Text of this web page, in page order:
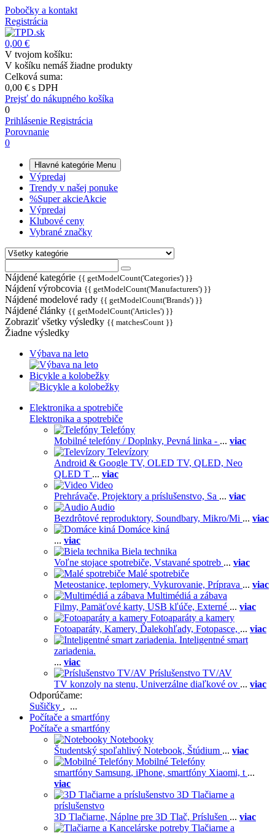
Pobočky a kontakt
Registrácia
0,00 €
V tvojom košíku:
V košíku nemáš žiadne produkty
Celková suma:
0,00 € s DPH
Prejsť do nákupného košíka
0
Prihlásenie Registrácia
Porovnanie
0
Hlavné kategórie Menu
Výpredaj
Trendy v našej ponuke
%Super akcieAkcie
Výpredaj
Klubové ceny
Vybrané značky
Nájdené kategórie {{ getModelCount('Categories') }}
Nájdení výrobcovia {{ getModelCount('Manufacturers') }}
Nájdené modelové rady {{ getModelCount('Brands') }}
Nájdené články {{ getModelCount('Articles') }}
Zobraziť všetky výsledky {{ matchesCount }}
Žiadne výsledky
Výbava na leto
Bicykle a kolobežky
Elektronika a spotrebiče
Elektronika a spotrebiče
Telefóny
Mobilné telefóny / Doplnky, Pevná linka - ... viac
Televízory
Android & Google TV, OLED TV, QLED, Neo
QLED T ... viac
Video
Prehrávače, Projektory a príslušenstvo, Sa ... viac
Audio
Bezdrôtové reproduktory, Soundbary, Mikro/Mi ... viac
Domáce kiná
... viac
Biela technika
Voľne stojace spotrebiče, Vstavané spotreb ... viac
Malé spotrebiče
Meteostanice, teplomery, Vykurovanie, Príprava ... viac
Multimédiá a zábava
Filmy, Pamäťové karty, USB kľúče, Externé ... viac
Fotoaparáty a kamery
Fotoaparáty, Kamery, Ďalekohľady, Fotopasce, ... viac
Inteligentné smart
zariadenia.
... viac
Príslušenstvo TV/AV
TV konzoly na stenu, Univerzálne diaľkové ov ... viac
Odporúčame:
Sušičky , ...
Počítače a smartfóny
Počítače a smartfóny
Notebooky
Študentský spoľahlivý Notebook, Štúdium ... viac
Mobilné Telefóny
smartfóny Samsung, iPhone, smartfóny Xiaomi, t ...
viac
3D Tlačiarne a
príslušenstvo
3D Tlačiarne, Náplne pre 3D Tlač, Príslušen ... viac
Tlačiarne a